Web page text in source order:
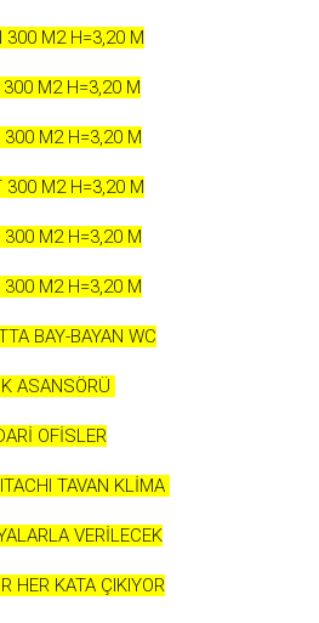
300 M2 H=3,20 M
300 M2 H=3,20 M
300 M2 H=3,20 M
300 M2 H=3,20 M
300 M2 H=3,20 M
300 M2 H=3,20 M
BAY-BAYAN WC
ASANSÖRÜ
OFİSLER
TAVAN KLİMA
VERİLECEK
HER KATA ÇIKIYOR